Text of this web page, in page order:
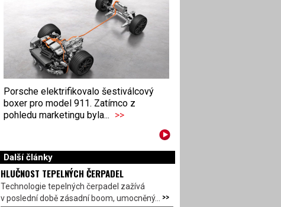
Porsche elektrifikovalo šestiválcový
boxer pro model 911. Zatímco z
pohledu marketingu byla... >>
Další články
HLUČNOST TEPELNÝCH ČERPADEL
Technologie tepelných čerpadel zažívá
v poslední době zásadní boom, umocněný... >>